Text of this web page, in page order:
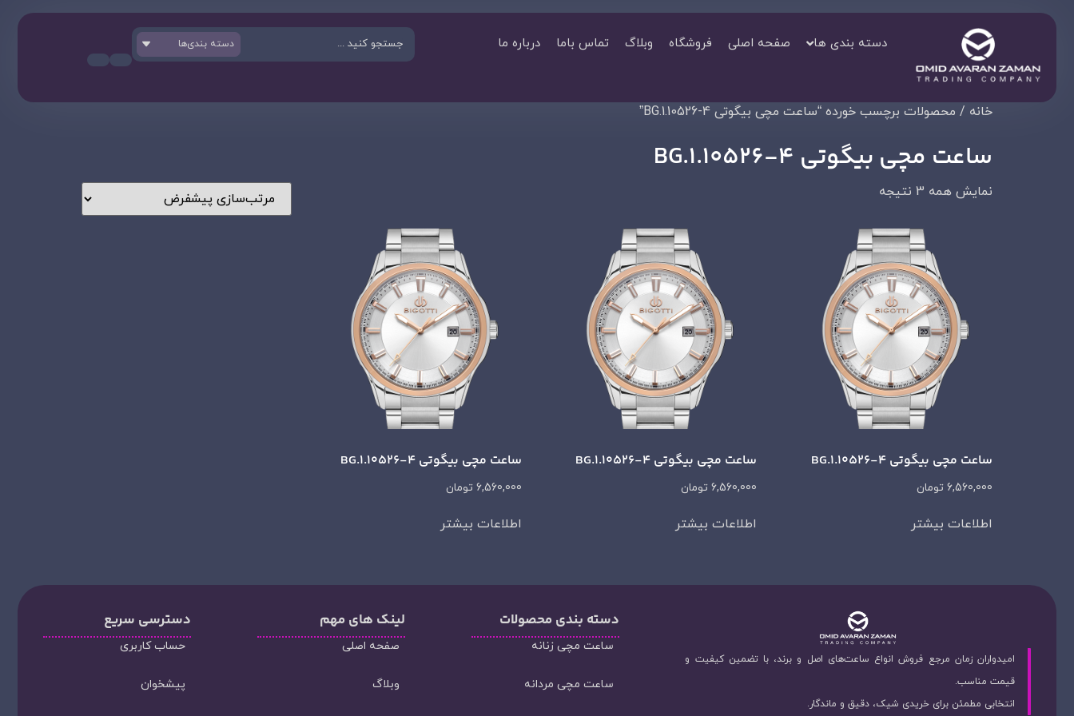
دسته بندی ها صفحه اصلی فروشگاه وبلاگ تماس باما درباره ما دسته بندی‌ها
خانه / محصولات برچسب خورده “ساعت مچی بیگوتی BG.1.10526-4”
ساعت مچی بیگوتی BG.1.10526-4
نمایش همه 3 نتیجه
ساعت مچی بیگوتی BG.1.10526-4
6,560,000 تومان
اطلاعات بیشتر
ساعت مچی بیگوتی BG.1.10526-4
6,560,000 تومان
اطلاعات بیشتر
ساعت مچی بیگوتی BG.1.10526-4
6,560,000 تومان
اطلاعات بیشتر
امیدواران زمان مرجع فروش انواع ساعت‌های اصل و برند، با تضمین کیفیت و
قیمت مناسب.
انتخابی مطمئن برای خریدی شیک، دقیق و ماندگار.
دسته‌ بندی محصولات
ساعت مچی زنانه
ساعت مچی مردانه
لینک های مهم
صفحه اصلی
وبلاگ
دسترسی سریع
حساب کاربری
پیشخوان